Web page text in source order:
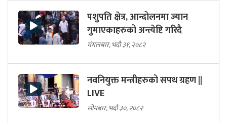
पशुपति क्षेत्र, आन्दोलनमा ज्यान
गुमाएकाहरुको अन्त्येष्टि गरिदै
मंगलबार, भदौ ३१, २०८२
नवनियुक्त मन्त्रीहरुको सपथ ग्रहण ||
LIVE
सोमबार, भदौ ३०, २०८२